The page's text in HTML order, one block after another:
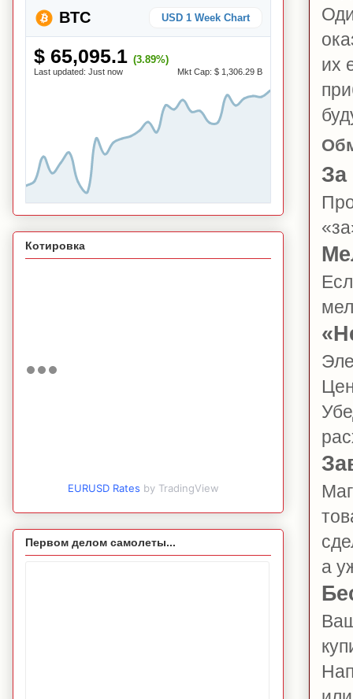
их
За
а
BTC USD 1 Week Chart
$ 65,095.1 (3.89%)
Last updated: Just now Mkt Cap: $ 1,306.29 B
Котировка
EURUSD Rates by TradingView
Первом делом самолеты...